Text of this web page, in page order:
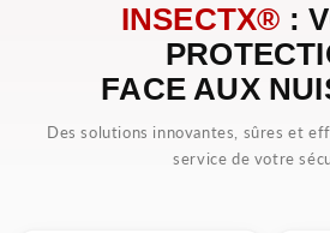
INSECTX® :
FACE AUX
Des solutions innovantes, sûres et
service de votre